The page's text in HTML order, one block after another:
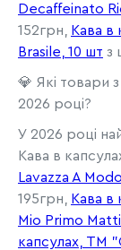
Decaffeinato
152грн,
Кава
Brasile, 10 шт з
💎 Які товари з
2026 році?
У 2026 році
Кава в
Lavazza A
195грн,
Кава в
Mio Primo
капсулах, TM